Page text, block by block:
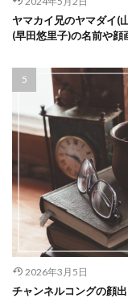
ヤマカイ兄のヤマダイ(
(早田悠里子)の名前や顔
2026年3月5日
チャンネルコングの顔